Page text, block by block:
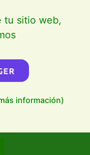
tu sitio web,
información)